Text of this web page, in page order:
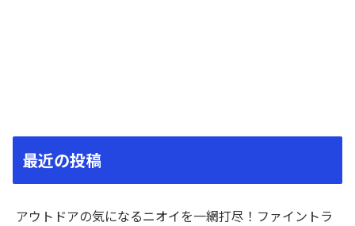
最近の投稿
アウトドアの気になるニオイを一網打尽！ファイントラ